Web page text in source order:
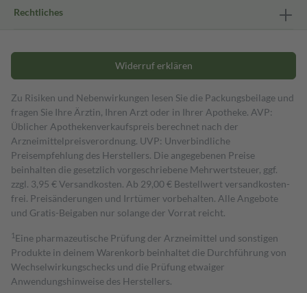
Rechtliches
Widerruf erklären
Zu Risiken und Nebenwirkungen lesen Sie die Packungsbeilage und
fragen Sie Ihre Ärztin, Ihren Arzt oder in Ihrer Apotheke. AVP:
Üblicher Apothekenverkaufspreis berechnet nach der
Arzneimittelpreisverordnung. UVP: Unverbindliche
Preisempfehlung des Herstellers. Die angegebenen Preise
beinhalten die gesetzlich vorgeschriebene Mehrwertsteuer, ggf.
zzgl. 3,95 € Versandkosten. Ab 29,00 € Bestell­wert versand­kosten­
frei. Preisänderungen und Irrtümer vorbehalten. Alle Angebote
und Gratis-Beigaben nur solange der Vorrat reicht.
1 Eine pharmazeutische Prüfung der Arzneimittel und sonstigen
Produkte in deinem Warenkorb beinhaltet die Durchführung von
Wechselwirkungschecks und die Prüfung etwaiger
Anwendungshinweise des Herstellers.